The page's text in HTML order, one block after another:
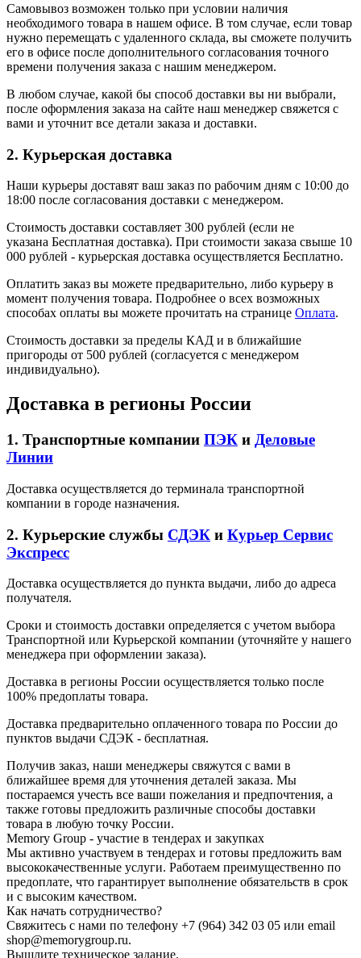
Самовывоз возможен только при условии наличия
необходимого товара в нашем офисе. В том случае, если товар
нужно перемещать с удаленного склада, вы сможете получить
его в офисе после дополнительного согласования точного
времени получения заказа с нашим менеджером.
В любом случае, какой бы способ доставки вы ни выбрали,
после оформления заказа на сайте наш менеджер свяжется с
вами и уточнит все детали заказа и доставки.
2. Курьерская доставка
Наши курьеры доставят ваш заказ по рабочим дням с 10:00 до
18:00 после согласования доставки с менеджером.
Стоимость доставки составляет 300 рублей (если не
указана Бесплатная доставка). При стоимости заказа свыше 10
000 рублей - курьерская доставка осуществляется Бесплатно.
Оплатить заказ вы можете предварительно, либо курьеру в
момент получения товара. Подробнее о всех возможных
способах оплаты вы можете прочитать на странице Оплата.
Стоимость доставки за пределы КАД и в ближайшие
пригороды от 500 рублей (согласуется с менеджером
индивидуально).
Доставка в регионы России
1. Транспортные компании ПЭК и Деловые
Линии
Доставка осуществляется до терминала транспортной
компании в городе назначения.
2. Курьерские службы СДЭК и Курьер Сервис
Экспресс
Доставка осуществляется до пункта выдачи, либо до адреса
получателя.
Сроки и стоимость доставки определяется с учетом выбора
Транспортной или Курьерской компании (уточняйте у нашего
менеджера при оформлении заказа).
Доставка в регионы России осуществляется только после
100% предоплаты товара.
Доставка предварительно оплаченного товара по России до
пунктов выдачи СДЭК - бесплатная.
Получив заказ, наши менеджеры свяжутся с вами в
ближайшее время для уточнения деталей заказа. Мы
постараемся учесть все ваши пожелания и предпочтения, а
также готовы предложить различные способы доставки
товара в любую точку России.
Memory Group - участие в тендерах и закупках
Мы активно участвуем в тендерах и готовы предложить вам
высококачественные услуги. Работаем преимущественно по
предоплате, что гарантирует выполнение обязательств в срок
и с высоким качеством.
Как начать сотрудничество?
Свяжитесь с нами по телефону +7 (964) 342 03 05 или email
shop@memorygroup.ru.
Вышлите техническое задание.